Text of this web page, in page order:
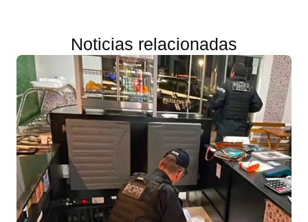
Noticias relacionadas